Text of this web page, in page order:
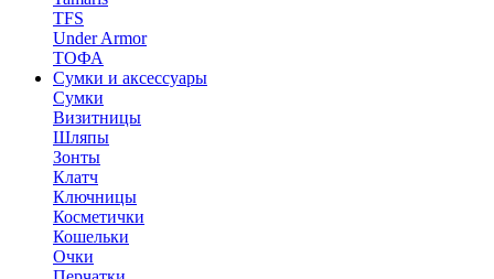
TFS
Under Armor
ТОФА
Сумки и аксессуары
Сумки
Визитницы
Шляпы
Зонты
Клатч
Ключницы
Косметички
Кошельки
Очки